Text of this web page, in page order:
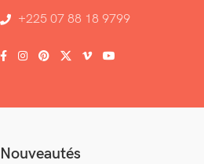
+225 07 88 18 9799
Nouveautés